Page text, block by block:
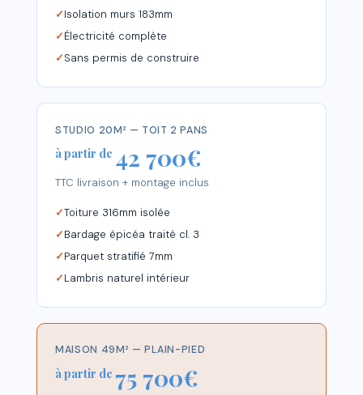
Isolation murs 183mm
Électricité complète
Sans permis de construire
STUDIO 20M² — TOIT 2 PANS
à partir de 42 700€
TTC livraison + montage inclus
Toiture 316mm isolée
Bardage épicéa traité cl. 3
Parquet stratifié 7mm
Lambris naturel intérieur
MAISON 49M² — PLAIN-PIED
à partir de 75 700€